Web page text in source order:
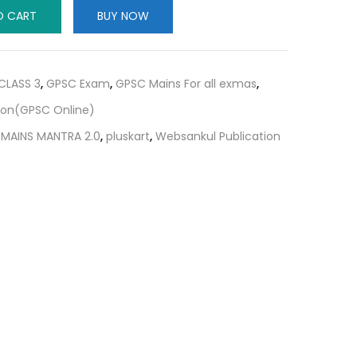
is:
₹280.00.
CART BUY NOW
3, GPSC Exam, GPSC Mains For all exmas,
Online)
MAINS MANTRA 2.0, pluskart, Websankul Publication